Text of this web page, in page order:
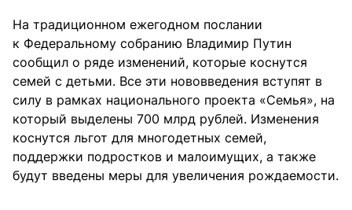
На традиционном ежегодном послании
к Федеральному собранию Владимир Путин
сообщил о ряде изменений, которые коснутся
семей с детьми. Все эти нововведения вступят в
силу в рамках национального проекта «Семья», на
который выделены 700 млрд рублей. Изменения
коснутся льгот для многодетных семей,
поддержки подростков и малоимущих, а также
будут введены меры для увеличения рождаемости.